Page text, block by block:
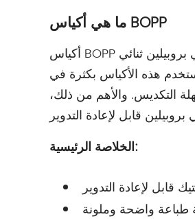
ما هي أكياس BOPP
أكياس BOPP هي أكياس مصنوعة من البولي بروبيلين المنسوج والمغلف بطبقة رقيقة من البولي بروبيلين ثنائي
هذه الأكياس بكثرة في
التكديس. والأهم من ذلك،
الخلاصة الرئيسية:
قابل لإعادة التدوير
طباعة واضحة وملونة